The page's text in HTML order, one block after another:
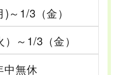
～1/3（金）
～1/3（金）
中無休